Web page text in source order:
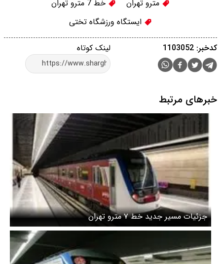
مترو تهران
خط 7 مترو تهران
ایستگاه ورزشگاه تختی
لینک کوتاه کدخبر: 1103052
خبرهای مرتبط
جزئیات مسیر جدید خط ۷ مترو تهران